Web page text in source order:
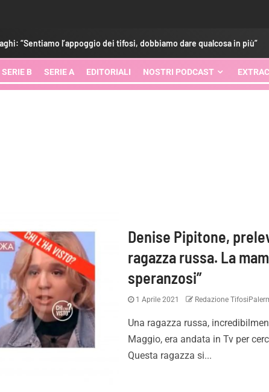
l’appoggio dei tifosi, dobbiamo dare qualcosa in più”
SERIE B SERIE A EDITORIALI NOSTRI PODCAST
Denise Pipitone,
ragazza russa. La
speranzosi”
1 Aprile 2021 Redazione
Una ragazza russa,
Maggio, era andata in Tv per
Questa ragazza si...